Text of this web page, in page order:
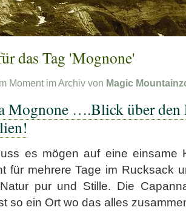
das Tag 'Mognone'
Moment im Archiv von Magic
Mognone ….Blick über
es mögen auf eine einsame
für mehrere Tage im Rucksack
pur und Stille. Die
so ein Ort wo das alles